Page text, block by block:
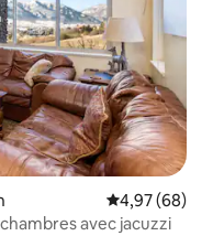
Évaluation
4,97 (68)
avec jacuzzi